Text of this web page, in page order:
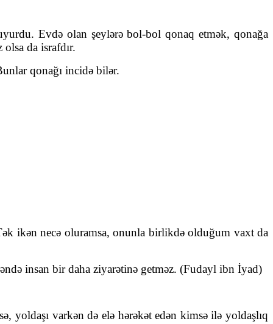
Evdə olan şeylərə bol-bol qonaq etmək, qonağa
da israfdır.
qonağı incidə bilər.
ikən necə oluramsa, onunla birlikdə olduğum vaxt da
insan bir daha ziyarətinə getməz. (Fudayl ibn İyad)
yoldaşı varkən də elə hərəkət edən kimsə ilə yoldaşlıq